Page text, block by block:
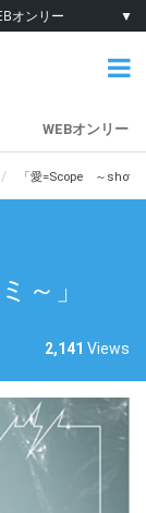
オンリー ▼
WEBオンリー
「愛=Scope ～shot
～」
2,141 Views